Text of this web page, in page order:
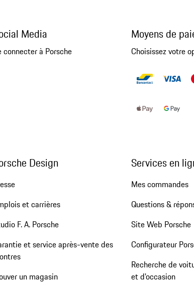
Media
connecter à Porsche
Moyens de
Choisissez votre
Design
et carrières
F. A. Porsche
et service après-vente des
un magasin
Services en
Mes commandes
Questions &
Site Web Porsche
Configurateur
Recherche de
et d'occasion